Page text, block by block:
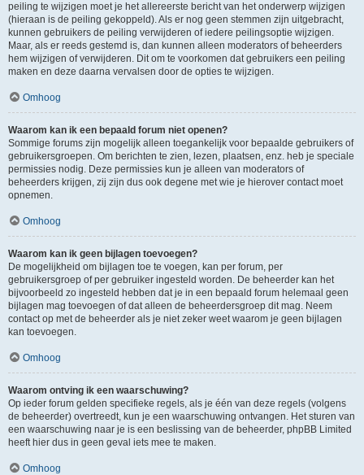
peiling te wijzigen moet je het allereerste bericht van het onderwerp wijzigen
(hieraan is de peiling gekoppeld). Als er nog geen stemmen zijn uitgebracht,
kunnen gebruikers de peiling verwijderen of iedere peilingsoptie wijzigen.
Maar, als er reeds gestemd is, dan kunnen alleen moderators of beheerders
hem wijzigen of verwijderen. Dit om te voorkomen dat gebruikers een peiling
maken en deze daarna vervalsen door de opties te wijzigen.
Omhoog
Waarom kan ik een bepaald forum niet openen?
Sommige forums zijn mogelijk alleen toegankelijk voor bepaalde gebruikers of
gebruikersgroepen. Om berichten te zien, lezen, plaatsen, enz. heb je speciale
permissies nodig. Deze permissies kun je alleen van moderators of
beheerders krijgen, zij zijn dus ook degene met wie je hierover contact moet
opnemen.
Omhoog
Waarom kan ik geen bijlagen toevoegen?
De mogelijkheid om bijlagen toe te voegen, kan per forum, per
gebruikersgroep of per gebruiker ingesteld worden. De beheerder kan het
bijvoorbeeld zo ingesteld hebben dat je in een bepaald forum helemaal geen
bijlagen mag toevoegen of dat alleen de beheerdersgroep dit mag. Neem
contact op met de beheerder als je niet zeker weet waarom je geen bijlagen
kan toevoegen.
Omhoog
Waarom ontving ik een waarschuwing?
Op ieder forum gelden specifieke regels, als je één van deze regels (volgens
de beheerder) overtreedt, kun je een waarschuwing ontvangen. Het sturen van
een waarschuwing naar je is een beslissing van de beheerder, phpBB Limited
heeft hier dus in geen geval iets mee te maken.
Omhoog